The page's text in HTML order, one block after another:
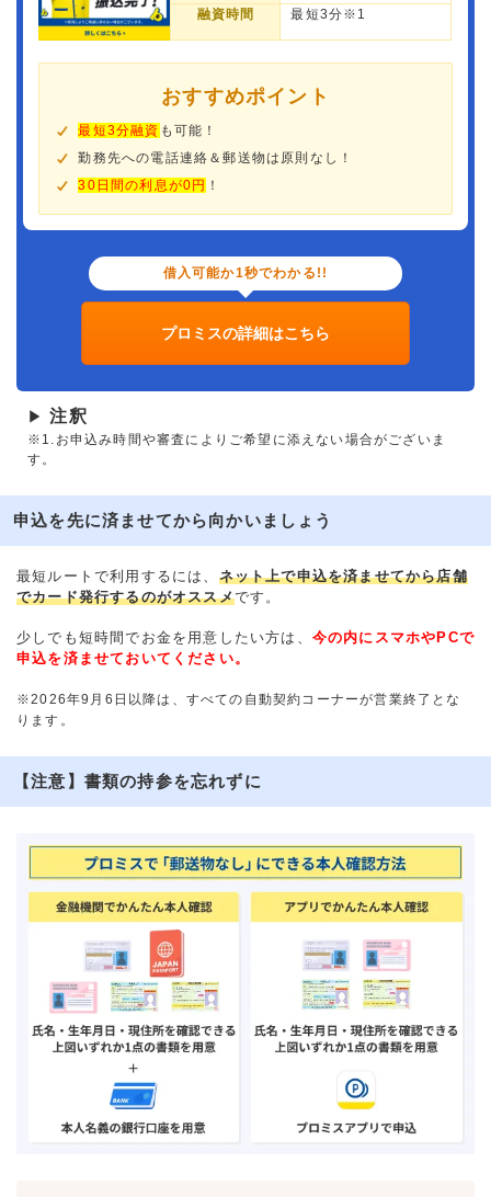
融資時間 最短3分※1
おすすめポイント
最短3分融資 も可能！
勤務先への電話連絡＆郵送物は原則なし！
30日間の利息が0円 ！
借入可能か1秒でわかる!!
プロミスの詳細はこちら
▶ 注釈
※1.お申込み時間や審査によりご希望に添えない場合がございま
す。
申込を先に済ませてから向かいましょう
最短ルートで利用するには、 ネット上で申込を済ませてから店舗
でカード発行するのがオススメです。
少しでも短時間でお金を用意したい方は、 今の内にスマホやPCで
申込を済ませておいてください。
※2026年9月6日以降は、すべての自動契約コーナーが営業終了とな
ります。
【注意】書類の持参を忘れずに